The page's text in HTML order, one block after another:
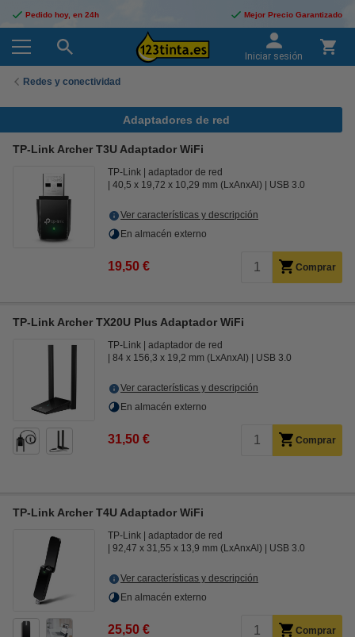
Pedido hoy, en 24h Mejor Precio Garantizado
Iniciar sesión
Redes y conectividad
Adaptadores de red
TP-Link Archer T3U Adaptador WiFi
TP-Link
adaptador de red
40,5 x 19,72 x 10,29 mm (LxAnxAl)
USB 3.0
Ver características y descripción
En almacén externo
19,50 € Comprar
TP-Link Archer TX20U Plus Adaptador WiFi
TP-Link
adaptador de red
84 x 156,3 x 19,2 mm (LxAnxAl)
USB 3.0
Ver características y descripción
En almacén externo
31,50 € Comprar
TP-Link Archer T4U Adaptador WiFi
TP-Link
adaptador de red
92,47 x 31,55 x 13,9 mm (LxAnxAl)
USB 3.0
Ver características y descripción
En almacén externo
25,50 € Comprar